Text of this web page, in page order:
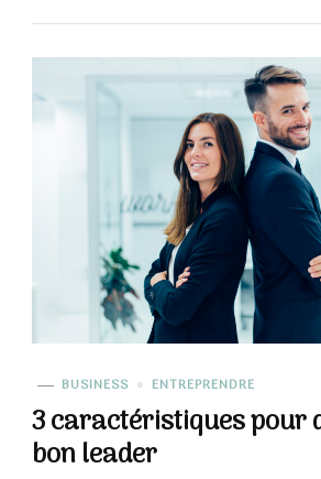
BUSINESS ENTREPRENDRE
3 caractéristiques pour
bon leader